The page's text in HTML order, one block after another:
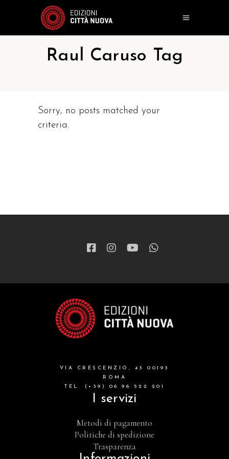
Raul Caruso Tag
Sorry, no posts matched your
criteria.
VIA CRESCENZIO, 43 00193
ROMA
TEL. (+39) 06 96 522 201
I servizi
Metodi di pagamento
Politiche di spedizione
Trasparenza